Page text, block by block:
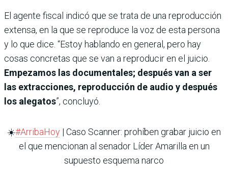
El agente fiscal indicó que se trata de una reproducción
extensa, en la que se reproduce la voz de esta persona
y lo que dice. “Estoy hablando en general, pero hay
cosas concretas que se van a reproducir en el juicio.
Empezamos las documentales; después van a ser
las extracciones, reproducción de audio y después
los alegatos”, concluyó.
☀️#ArribaHoy | Caso Scanner: prohíben grabar juicio en
el que mencionan al senador Líder Amarilla en un
supuesto esquema narco